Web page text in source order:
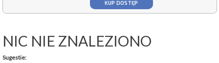
KUP DOSTĘP
NIC NIE ZNALEZIONO
Sugestie: